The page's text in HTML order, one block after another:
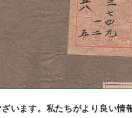
います。 私たちがより良い情